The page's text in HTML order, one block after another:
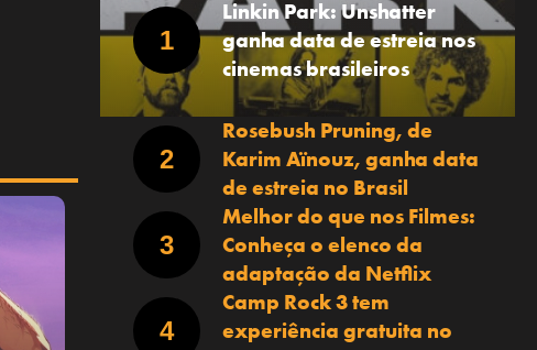
Linkin Park: Unshatter
ganha data de estreia nos
cinemas brasileiros
Rosebush Pruning, de
Karim Aïnouz, ganha data
de estreia no Brasil
Melhor do que nos Filmes:
Conheça o elenco da
adaptação da Netflix
Camp Rock 3 tem
experiência gratuita no